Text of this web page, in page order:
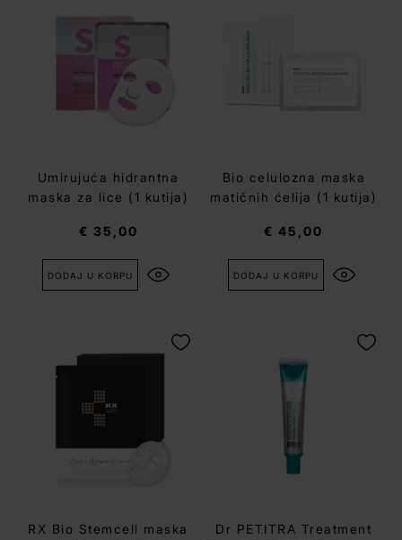
Umirujuća hidrantna
maska za lice (1 kutija)
€ 35,00
DODAJ U KORPU
Bio celulozna maska
matičnih ćelija (1 kutija)
€ 45,00
DODAJ U KORPU
RX Bio Stemcell maska
Dr PETITRA Treatment